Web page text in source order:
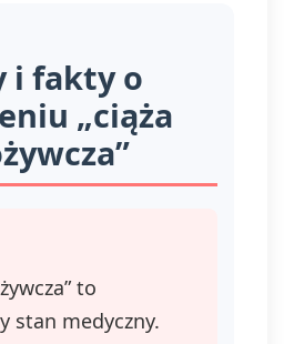
przetwarzania,
którego dokonano
na podstawie zgody
przed jej
wycofaniem.
admin@dyktanda.pl
lub naciśniecie
i fakty o
„ciąża
to
stan medyczny.